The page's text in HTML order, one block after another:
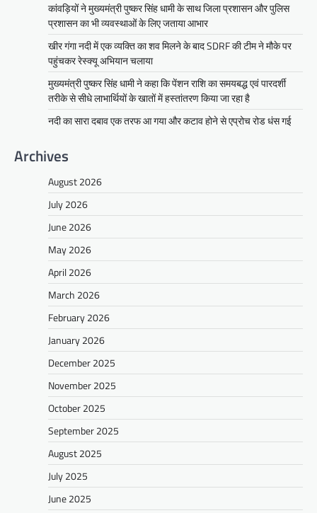
कांवड़ियों ने मुख्यमंत्री पुष्कर सिंह धामी के साथ जिला प्रशासन और पुलिस
प्रशासन का भी व्यवस्थाओं के लिए जताया आभार
खीर गंगा नदी में एक व्यक्ति का शव मिलने के बाद SDRF की टीम ने मौके पर
पहुंचकर रेस्क्यू अभियान चलाया
मुख्यमंत्री पुष्कर सिंह धामी ने कहा कि पेंशन राशि का समयबद्ध एवं पारदर्शी
तरीके से सीधे लाभार्थियों के खातों में हस्तांतरण किया जा रहा है
नदी का सारा दबाव एक तरफ आ गया और कटाव होने से एप्रोच रोड धंस गई
Archives
August 2026
July 2026
June 2026
May 2026
April 2026
March 2026
February 2026
January 2026
December 2025
November 2025
October 2025
September 2025
August 2025
July 2025
June 2025